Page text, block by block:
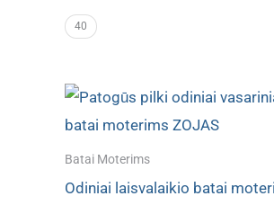
40
Batai Moterims
Odiniai laisvalaikio batai